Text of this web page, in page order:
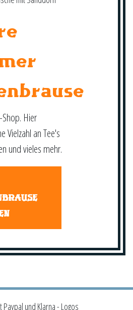
Hier
Vielzahl an Tee's
und vieles mehr.